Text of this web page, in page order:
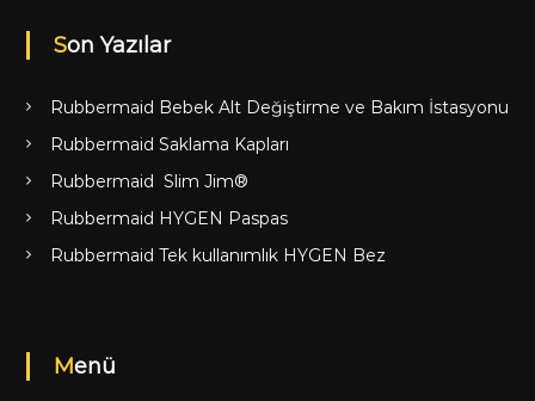
Son Yazılar
Rubbermaid Bebek Alt Değiştirme ve Bakım İstasyonu
Rubbermaid Saklama Kapları
Rubbermaid Slim Jim®
Rubbermaid HYGEN Paspas
Rubbermaid Tek kullanımlık HYGEN Bez
Menü